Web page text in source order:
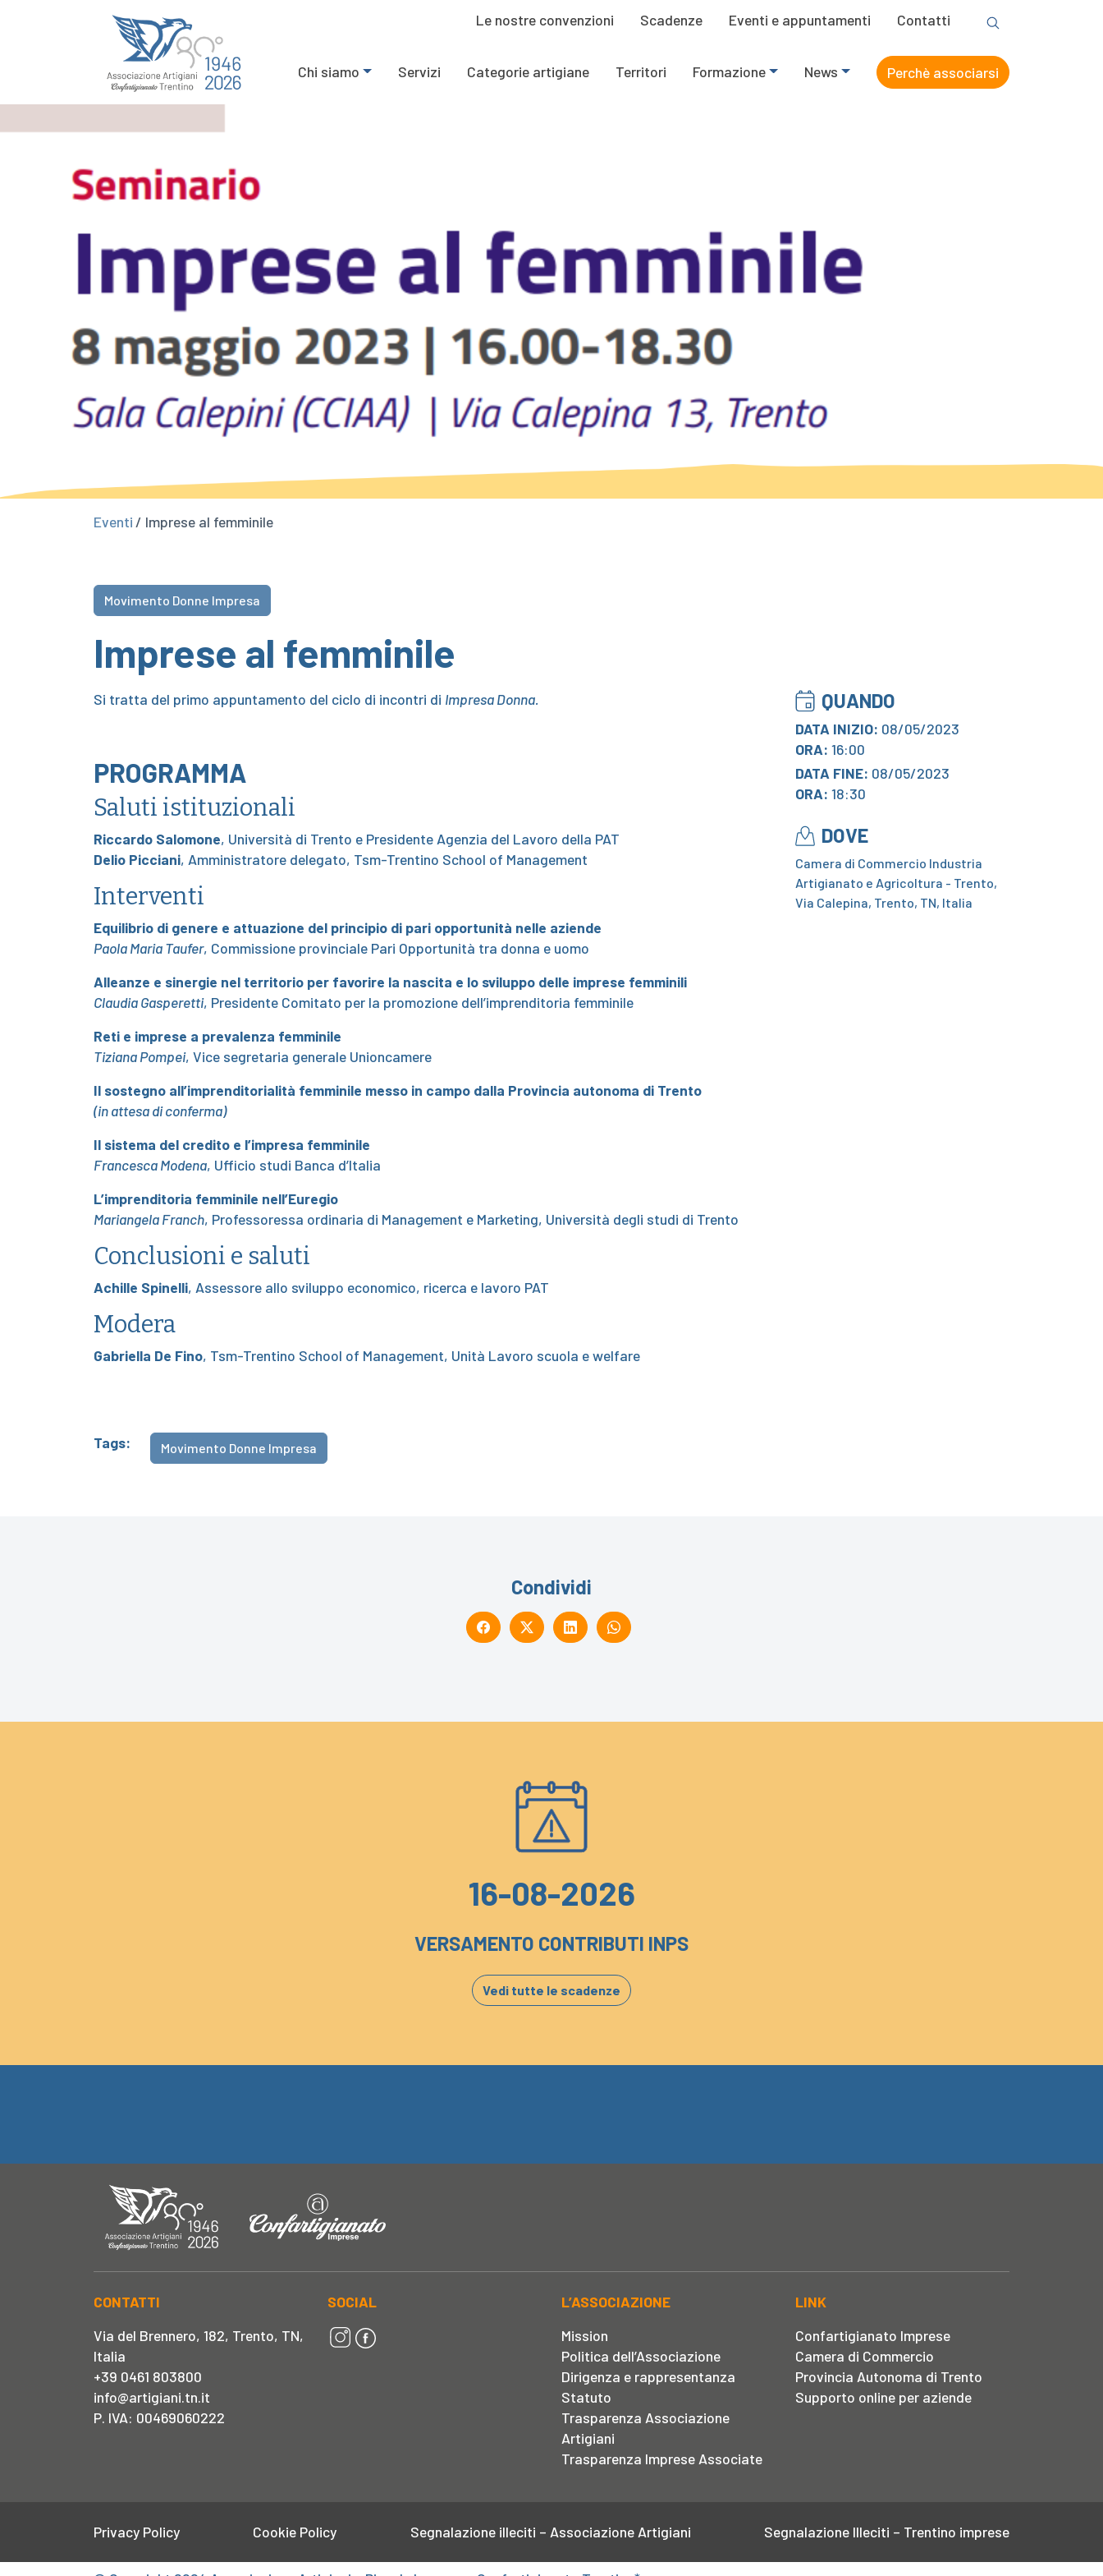
Le nostre convenzioni Scadenze Eventi e appuntamenti Contatti
Chi siamo Servizi Categorie artigiane Territori Formazione News Perchè associarsi
Eventi / Imprese al femminile
Movimento Donne Impresa
Imprese al femminile
Si tratta del primo appuntamento del ciclo di incontri di Impresa Donna.
PROGRAMMA
Saluti istituzionali
Riccardo Salomone, Università di Trento e Presidente Agenzia del Lavoro della PAT
Delio Picciani, Amministratore delegato, Tsm-Trentino School of Management
Interventi
Equilibrio di genere e attuazione del principio di pari opportunità nelle aziende
Paola Maria Taufer, Commissione provinciale Pari Opportunità tra donna e uomo
Alleanze e sinergie nel territorio per favorire la nascita e lo sviluppo delle imprese femminili
Claudia Gasperetti, Presidente Comitato per la promozione dell’imprenditoria femminile
Reti e imprese a prevalenza femminile
Tiziana Pompei, Vice segretaria generale Unioncamere
Il sostegno all’imprenditorialità femminile messo in campo dalla Provincia autonoma di Trento
(in attesa di conferma)
Il sistema del credito e l’impresa femminile
Francesca Modena, Ufficio studi Banca d’Italia
L’imprenditoria femminile nell’Euregio
Mariangela Franch, Professoressa ordinaria di Management e Marketing, Università degli studi di Trento
Conclusioni e saluti
Achille Spinelli, Assessore allo sviluppo economico, ricerca e lavoro PAT
Modera
Gabriella De Fino, Tsm-Trentino School of Management, Unità Lavoro scuola e welfare
QUANDO
DATA INIZIO: 08/05/2023
ORA: 16:00
DATA FINE: 08/05/2023
ORA: 18:30
DOVE
Camera di Commercio Industria
Artigianato e Agricoltura - Trento,
Via Calepina, Trento, TN, Italia
Tags: Movimento Donne Impresa
Condividi
16-08-2026
VERSAMENTO CONTRIBUTI INPS
Vedi tutte le scadenze
CONTATTI
Via del Brennero, 182, Trento, TN,
Italia
+39 0461 803800
info@artigiani.tn.it
P. IVA: 00469060222
SOCIAL
L’ASSOCIAZIONE
Mission
Politica dell’Associazione
Dirigenza e rappresentanza
Statuto
Trasparenza Associazione
Artigiani
Trasparenza Imprese Associate
LINK
Confartigianato Imprese
Camera di Commercio
Provincia Autonoma di Trento
Supporto online per aziende
Privacy Policy Cookie Policy Segnalazione illeciti – Associazione Artigiani Segnalazione Illeciti – Trentino imprese